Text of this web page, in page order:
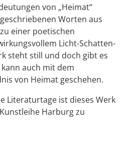
von „Heimat“
Worten aus
einer poetischen
Licht-Schatten-
steht still und doch gibt es
auch mit dem
von Heimat geschehen.
Literaturtage ist dieses Werk
Harburg zu